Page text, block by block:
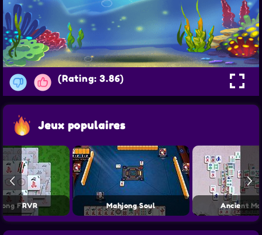
(Rating: 3.86)
Jeux populaires
FRVR Mahjong Soul Ancient